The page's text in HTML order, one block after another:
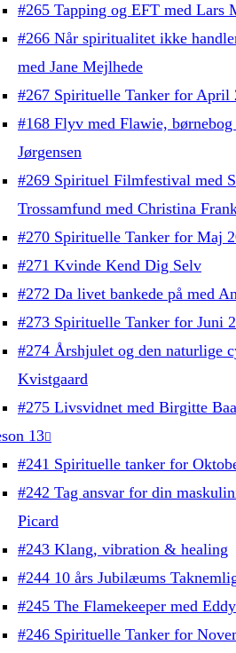
#265 Tapping og EFT med Lars
#266 Når spiritualitet ikke
med Jane Mejlhede
#267 Spirituelle Tanker for April
#168 Flyv med Flawie,
Jørgensen
#269 Spirituel Filmfestival med
Trossamfund med Christina
#270 Spirituelle Tanker for Maj
#271 Kvinde Kend Dig Selv
#272 Da livet bankede på med
#273 Spirituelle Tanker for Juni
#274 Årshjulet og den naturlige
Kvistgaard
#275 Livsvidnet med Birgitte
13
#241 Spirituelle tanker for
#242 Tag ansvar for din
Picard
#243 Klang, vibration & healing
#244 10 års Jubilæums
#245 The Flamekeeper med
#246 Spirituelle Tanker for